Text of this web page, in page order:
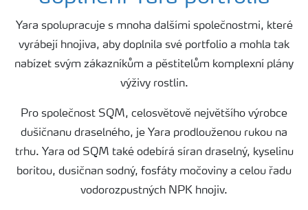
Hnojiva
Nástroje a služby
Dokumenty
Yara email klub
Yara spolupracuje s mnoha dalšími společnostmi, které
vyrábejí hnojiva, aby doplnila své portfolio a mohla tak
nabízet svým zákazníkům a pěstitelům komplexní plány
výživy rostlin.
Pro společnost SQM, celosvětově největšího výrobce
dušičnanu draselného, je Yara prodlouženou rukou na
trhu. Yara od SQM také odebírá síran draselný, kyselinu
boritou, dusičnan sodný, fosfáty močoviny a celou řadu
vodorozpustných NPK hnojiv.